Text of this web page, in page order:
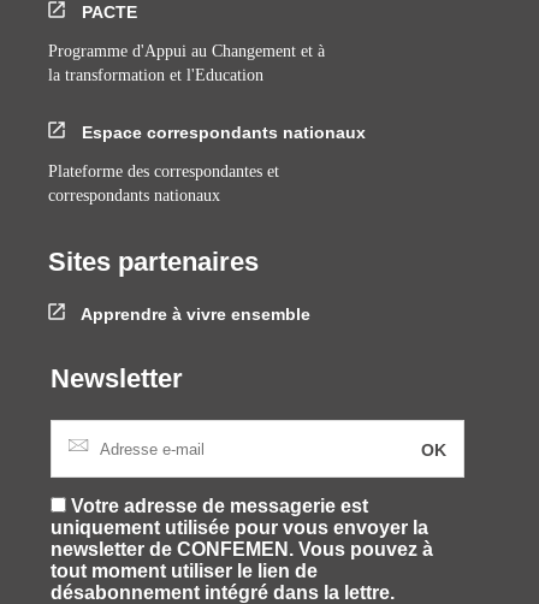
PACTE
Programme d'Appui au Changement et à
la transformation et l'Education
Espace correspondants nationaux
Plateforme des correspondantes et
correspondants nationaux
Sites partenaires
Apprendre à vivre ensemble
Newsletter
Votre adresse de messagerie est
uniquement utilisée pour vous envoyer la
newsletter de CONFEMEN. Vous pouvez à
tout moment utiliser le lien de
désabonnement intégré dans la lettre.